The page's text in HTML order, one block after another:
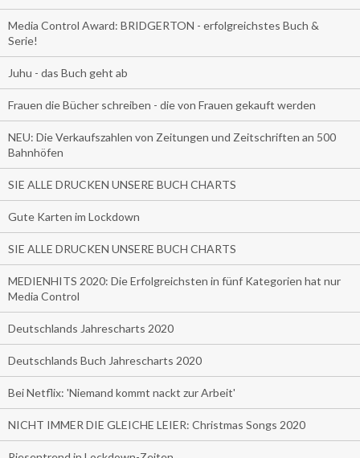
Media Control Award: BRIDGERTON - erfolgreichstes Buch &
Serie!
Juhu - das Buch geht ab
Frauen die Bücher schreiben - die von Frauen gekauft werden
NEU: Die Verkaufszahlen von Zeitungen und Zeitschriften an 500
Bahnhöfen
SIE ALLE DRUCKEN UNSERE BUCH CHARTS
Gute Karten im Lockdown
SIE ALLE DRUCKEN UNSERE BUCH CHARTS
MEDIENHITS 2020: Die Erfolgreichsten in fünf Kategorien hat nur
Media Control
Deutschlands Jahrescharts 2020
Deutschlands Buch Jahrescharts 2020
Bei Netflix: 'Niemand kommt nackt zur Arbeit'
NICHT IMMER DIE GLEICHE LEIER: Christmas Songs 2020